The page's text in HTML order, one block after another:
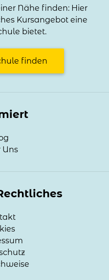
Nähe finden: Hier
Kursangebot eine
bietet.
finden
Uns